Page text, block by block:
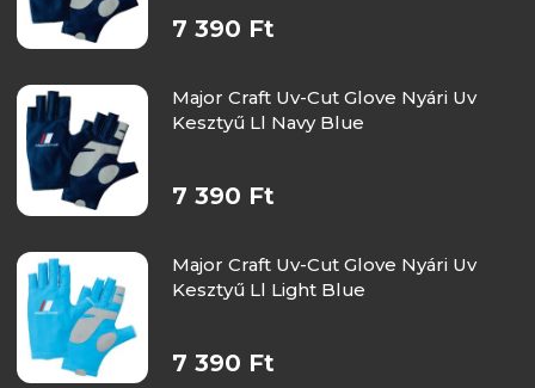
7 390 Ft
Major Craft Uv-Cut Glove Nyári Uv
Kesztyű Ll Navy Blue
7 390 Ft
Major Craft Uv-Cut Glove Nyári Uv
Kesztyű Ll Light Blue
7 390 Ft